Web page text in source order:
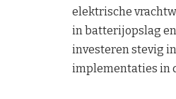
elektrische
in batterijopslag
investeren stevig
implementaties in